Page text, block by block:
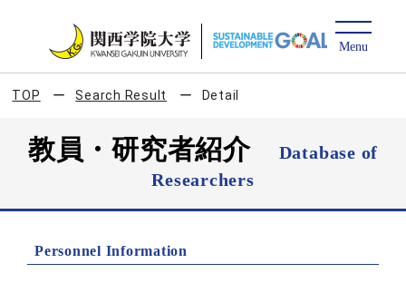
TOP Search Result Detail
教員・研究者紹介
Database of
Researchers
Personnel Information